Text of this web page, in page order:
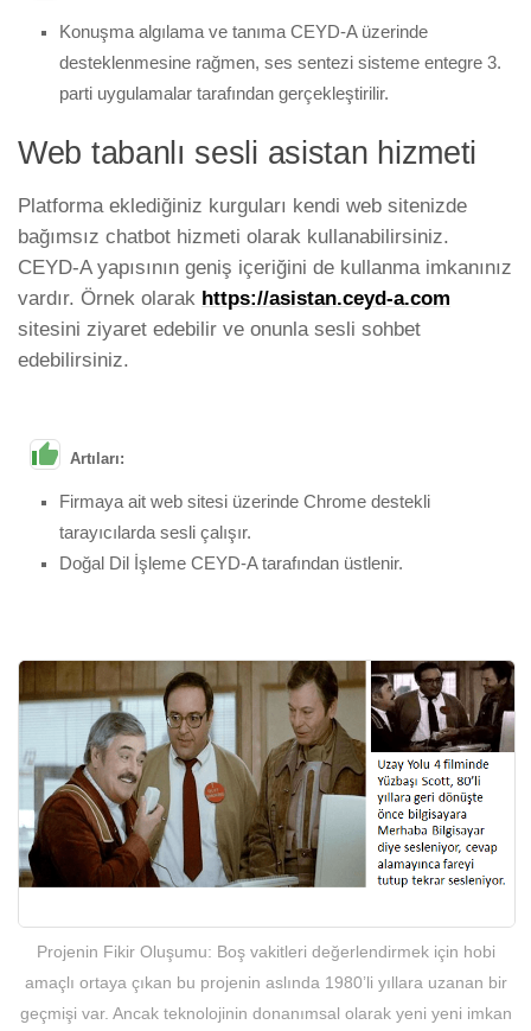
Konuşma algılama ve tanıma CEYD-A üzerinde
desteklenmesine rağmen, ses sentezi sisteme entegre 3.
parti uygulamalar tarafından gerçekleştirilir.
Web tabanlı sesli asistan hizmeti
Platforma eklediğiniz kurguları kendi web sitenizde
bağımsız chatbot hizmeti olarak kullanabilirsiniz.
CEYD-A yapısının geniş içeriğini de kullanma imkanınız
vardır. Örnek olarak https://asistan.ceyd-a.com
sitesini ziyaret edebilir ve onunla sesli sohbet
edebilirsiniz.
Artıları:
Firmaya ait web sitesi üzerinde Chrome destekli
tarayıcılarda sesli çalışır.
Doğal Dil İşleme CEYD-A tarafından üstlenir.
Projenin Fikir Oluşumu: Boş vakitleri değerlendirmek için hobi
amaçlı ortaya çıkan bu projenin aslında 1980’li yıllara uzanan bir
geçmişi var. Ancak teknolojinin donanımsal olarak yeni yeni imkan